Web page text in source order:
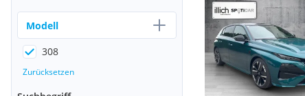
Modell
308
Zurücksetzen